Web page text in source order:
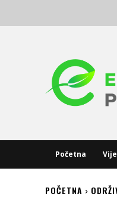
Početna
POČETNA